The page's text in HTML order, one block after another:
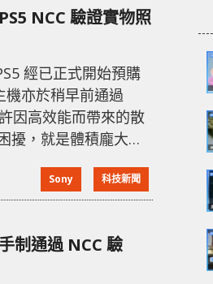
NCC 驗證實物照
經已正式開始預購
機亦於稍早前通過
擾，就是體積龐大。
。 ( PS4 為
NCC 的驗
Sony 科技新聞
制通過 NCC 驗